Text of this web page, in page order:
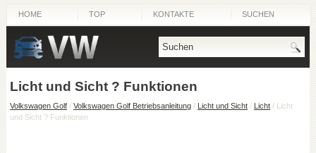
HOME TOP KONTAKTE SUCHEN
Licht und Sicht ? Funktionen
Volkswagen Golf/ Volkswagen Golf Betriebsanleitung/ Licht und Sicht/ Licht/ Licht
und Sicht ? Funktionen